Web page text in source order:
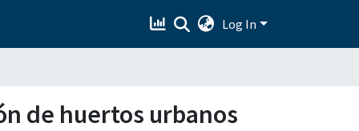
Log In
de huertos urbanos